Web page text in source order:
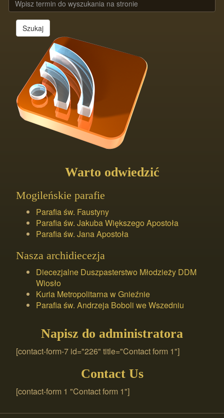
Szukaj
Warto odwiedzić
Mogileńskie parafie
Parafia św. Faustyny
Parafia św. Jakuba Większego Apostoła
Parafia św. Jana Apostoła
Nasza archidiecezja
Diecezjalne Duszpasterstwo Młodzieży DDM
Wiosło
Kuria Metropolitarna w Gnieźnie
Parafia św. Andrzeja Boboli we Wszedniu
Napisz do administratora
[contact-form-7 id="226" title="Contact form 1"]
Contact Us
[contact-form 1 "Contact form 1"]